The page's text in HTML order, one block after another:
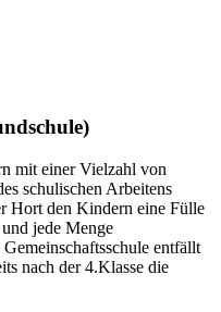
mit einer Vielzahl von
schulischen Arbeitens
Hort den Kindern eine Fülle
jede Menge
entfällt
nach der 4.Klasse die